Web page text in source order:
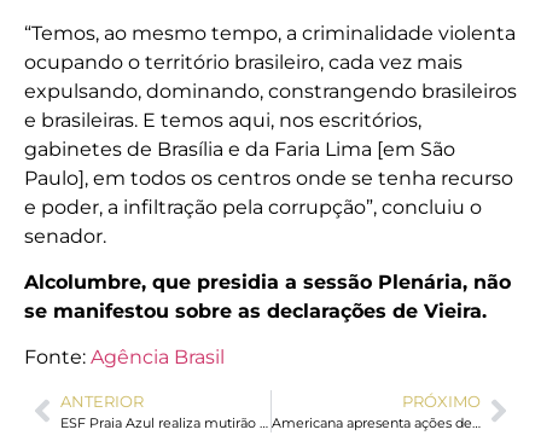
“Temos, ao mesmo tempo, a criminalidade violenta
ocupando o território brasileiro, cada vez mais
expulsando, dominando, constrangendo brasileiros
e brasileiras. E temos aqui, nos escritórios,
gabinetes de Brasília e da Faria Lima [em São
Paulo], em todos os centros onde se tenha recurso
e poder, a infiltração pela corrupção”, concluiu o
senador.
Alcolumbre, que presidia a sessão Plenária, não
se manifestou sobre as declarações de Vieira.
Fonte: Agência Brasil
ANTERIOR
ESF Praia Azul realiza mutirão de atendimentos neste sábado
PRÓXIMO
Americana apresenta ações de desburocratização no 68º Congresso Estadual de Municípios